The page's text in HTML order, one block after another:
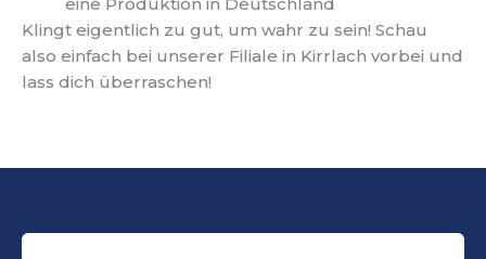
eine Produktion in Deutschland
Klingt eigentlich zu gut, um wahr zu sein! Schau
also einfach bei unserer Filiale in Kirrlach vorbei und
lass dich überraschen!